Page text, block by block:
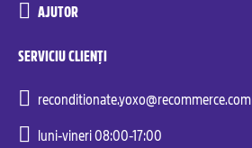
AJUTOR
SERVICIU CLIENȚI
reconditionate.yoxo@recommerce.com
luni-vineri 08:00-17:00